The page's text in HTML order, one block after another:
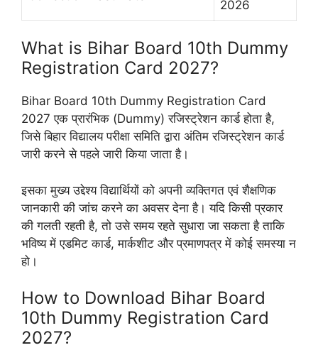
2026
What is Bihar Board 10th Dummy
Registration Card 2027?
Bihar Board 10th Dummy Registration Card
2027 एक प्रारंभिक (Dummy) रजिस्ट्रेशन कार्ड होता है,
जिसे बिहार विद्यालय परीक्षा समिति द्वारा अंतिम रजिस्ट्रेशन कार्ड
जारी करने से पहले जारी किया जाता है।
इसका मुख्य उद्देश्य विद्यार्थियों को अपनी व्यक्तिगत एवं शैक्षणिक
जानकारी की जांच करने का अवसर देना है। यदि किसी प्रकार
की गलती रहती है, तो उसे समय रहते सुधारा जा सकता है ताकि
भविष्य में एडमिट कार्ड, मार्कशीट और प्रमाणपत्र में कोई समस्या न
हो।
How to Download Bihar Board
10th Dummy Registration Card
2027?